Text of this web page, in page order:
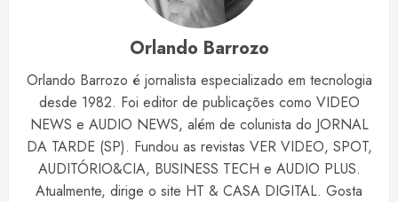
Orlando Barrozo
Orlando Barrozo é jornalista especializado em tecnologia
desde 1982. Foi editor de publicações como VIDEO
NEWS e AUDIO NEWS, além de colunista do JORNAL
DA TARDE (SP). Fundou as revistas VER VIDEO, SPOT,
AUDITÓRIO&CIA, BUSINESS TECH e AUDIO PLUS.
Atualmente, dirige o site HT & CASA DIGITAL. Gosta